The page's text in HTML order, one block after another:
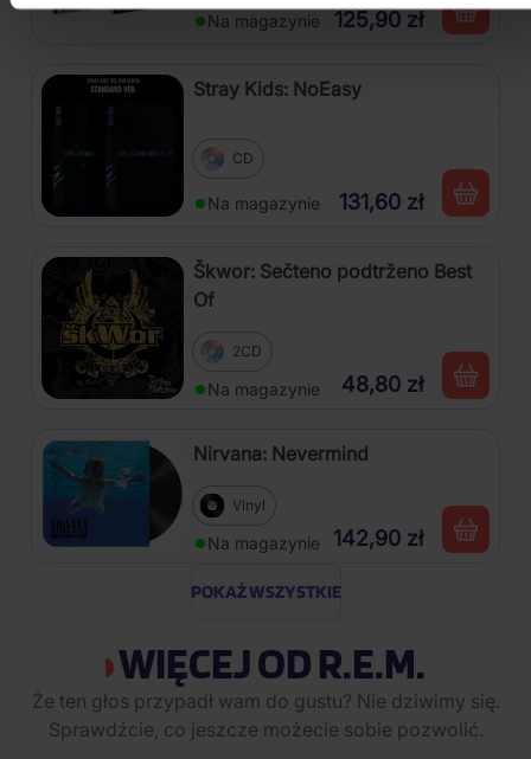
Na magazynie 125,90 zł
Stray Kids: NoEasy
CD
Na magazynie 131,60 zł
Škwor: Sečteno podtrženo Best
Of
2CD
Na magazynie 48,80 zł
Nirvana: Nevermind
Vinyl
Na magazynie 142,90 zł
POKAŻ WSZYSTKIE
WIĘCEJ OD R.E.M.
Że ten głos przypadł wam do gustu? Nie dziwimy się.
Sprawdźcie, co jeszcze możecie sobie pozwolić.